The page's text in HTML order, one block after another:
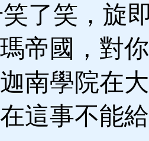
了笑，旋
帝國，對
南學院在
這事不能